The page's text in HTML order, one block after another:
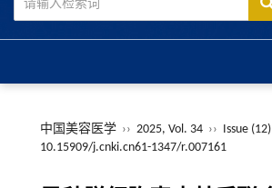
中国美容医学 ›› 2025, Vol. 34 ›› Issue (12)
10.15909/j.cnki.cn61-1347/r.007161